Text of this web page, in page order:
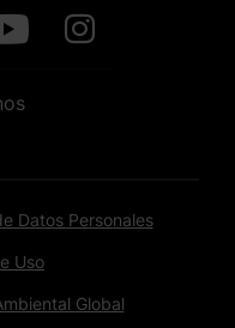
Datos Personales
Uso
Global